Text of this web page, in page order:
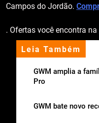
Leia Também
GWM amplia a
Pro
GWM bate novo
Campos do Jordão.
. Ofertas você encontra na
apoio